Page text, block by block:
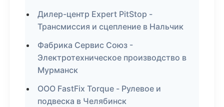
Дилер-центр Expert PitStop -
Трансмиссия и сцепление в Нальчик
Фабрика Сервис Союз -
Электротехническое производство в
Мурманск
ООО FastFix Torque - Рулевое и
подвеска в Челябинск